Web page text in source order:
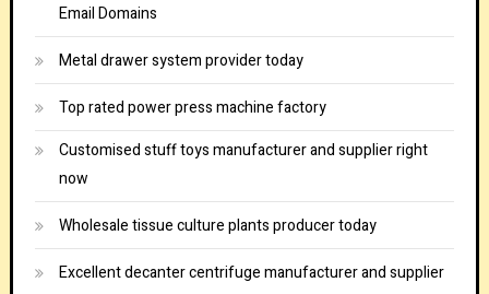
Email Domains
Metal drawer system provider today
Top rated power press machine factory
Customised stuff toys manufacturer and supplier right
now
Wholesale tissue culture plants producer today
Excellent decanter centrifuge manufacturer and supplier